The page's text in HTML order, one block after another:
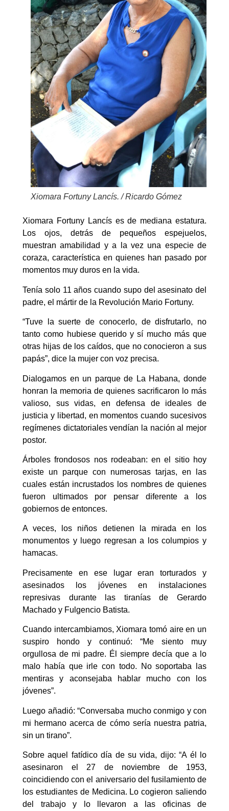
Xiomara Fortuny Lancís. / Ricardo Gómez
Xiomara Fortuny Lancís es de mediana estatura.
Los ojos, detrás de pequeños espejuelos,
muestran amabilidad y a la vez una especie de
coraza, característica en quienes han pasado por
momentos muy duros en la vida.
Tenía solo 11 años cuando supo del asesinato del
padre, el mártir de la Revolución Mario Fortuny.
“Tuve la suerte de conocerlo, de disfrutarlo, no
tanto como hubiese querido y sí mucho más que
otras hijas de los caídos, que no conocieron a sus
papás”, dice la mujer con voz precisa.
Dialogamos en un parque de La Habana, donde
honran la memoria de quienes sacrificaron lo más
valioso, sus vidas, en defensa de ideales de
justicia y libertad, en momentos cuando sucesivos
regímenes dictatoriales vendían la nación al mejor
postor.
Árboles frondosos nos rodeaban: en el sitio hoy
existe un parque con numerosas tarjas, en las
cuales están incrustados los nombres de quienes
fueron ultimados por pensar diferente a los
gobiernos de entonces.
A veces, los niños detienen la mirada en los
monumentos y luego regresan a los columpios y
hamacas.
Precisamente en ese lugar eran torturados y
asesinados los jóvenes en instalaciones
represivas durante las tiranías de Gerardo
Machado y Fulgencio Batista.
Cuando intercambiamos, Xiomara tomó aire en un
suspiro hondo y continuó: “Me siento muy
orgullosa de mi padre. Él siempre decía que a lo
malo había que irle con todo. No soportaba las
mentiras y aconsejaba hablar mucho con los
jóvenes”.
Luego añadió: “Conversaba mucho conmigo y con
mi hermano acerca de cómo sería nuestra patria,
sin un tirano”.
Sobre aquel fatídico día de su vida, dijo: “A él lo
asesinaron el 27 de noviembre de 1953,
coincidiendo con el aniversario del fusilamiento de
los estudiantes de Medicina. Lo cogieron saliendo
del trabajo y lo llevaron a las oficinas de